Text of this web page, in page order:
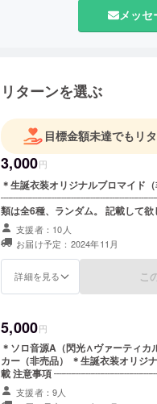
メッセ
リターンを選ぶ
目標金額未達でもリ
3,000円
＊生誕衣装オリジナルブロマイド（非売品） ＊お名前
┈┈┈┈┈┈┈┈┈┈┈┈┈┈┈┈┈┈┈┈
類は全6種、ランダム。 記載して
す。支援者：10人
お届け予定：2024年11月
詳細を見る こ
5,000円
＊ソロ音源A（閃光∧ヴァーティカル） ＊生誕衣装オリジナル
カー（非売品） ＊生誕衣装オリジナルブロマイド（非売品） ＊お名前記
載 注意事項 ┈┈┈┈┈┈┈┈┈┈┈┈┈┈┈┈┈┈┈┈ オリジナルブ
ロマイドの種類は全6種、ランダム
お願い致します。
支援者：9人